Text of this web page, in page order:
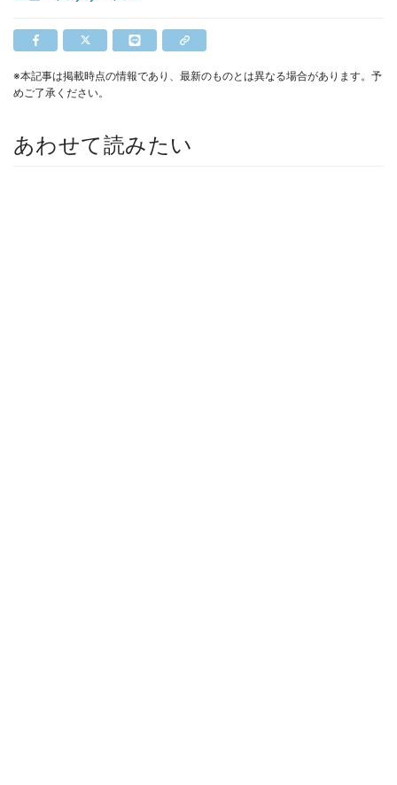
※本記事は掲載時点の情報であり、最新のものとは異なる場合があります。予
めご了承ください。
あわせて読みたい